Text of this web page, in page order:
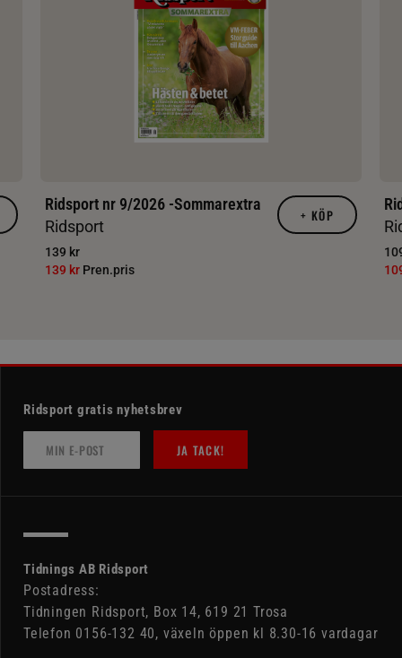
Ridsport nr 9/2026 -Sommarextra
Ridsport
139 kr
139 kr Pren.pris
+ KÖP
Ridsport gratis nyhetsbrev
JA TACK!
Tidnings AB Ridsport
Postadress:
Tidningen Ridsport, Box 14, 619 21 Trosa
Telefon 0156-132 40, växeln öppen kl 8.30-16 vardagar